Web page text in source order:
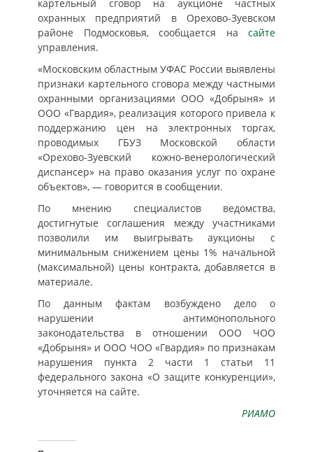
картельный сговор на аукционе частных
охранных предприятий в Орехово-Зуевском
районе Подмосковья, сообщается на сайте
управления.
«Московским областным УФАС России выявлены
признаки картельного сговора между частными
охранными организациями ООО «Добрыня» и
ООО «Гвардия», реализация которого привела к
поддержанию цен на электронных торгах,
проводимых ГБУЗ Московской области
«Орехово-Зуевский кожно-венерологический
диспансер» на право оказания услуг по охране
объектов», — говорится в сообщении.
По мнению специалистов ведомства,
достигнутые соглашения между участниками
позволили им выигрывать аукционы с
минимальным снижением цены 1% начальной
(максимальной) цены контракта, добавляется в
материале.
По данным фактам возбуждено дело о
нарушении антимонопольного
законодательства в отношении ООО ЧОО
«Добрыня» и ООО ЧОО «Гвардия» по признакам
нарушения пункта 2 части 1 статьи 11
федерального закона «О защите конкуренции»,
уточняется на сайте.
РИАМО